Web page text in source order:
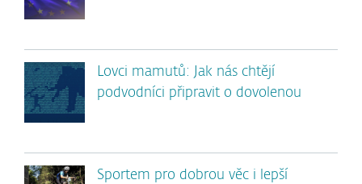
Lovci mamutů: Jak nás chtějí
podvodníci připravit o dovolenou
Sportem pro dobrou věc i lepší